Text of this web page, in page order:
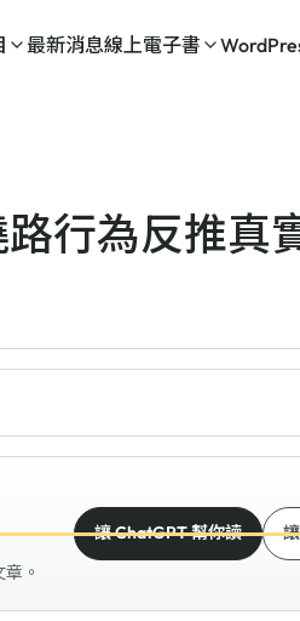
最新消息線上電子書
行為反推真
。
讓 ChatGPT 幫你讀